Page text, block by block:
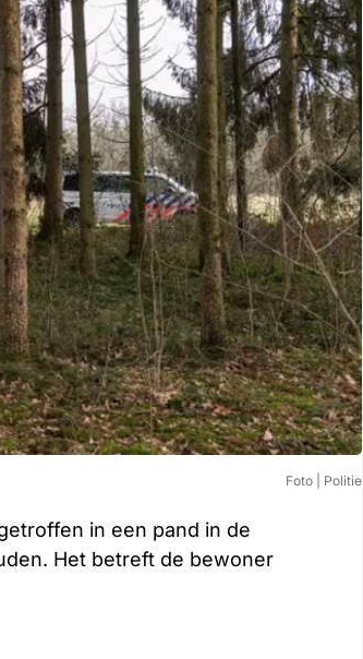
Foto | Politie
in een pand in de
Het betreft de bewoner